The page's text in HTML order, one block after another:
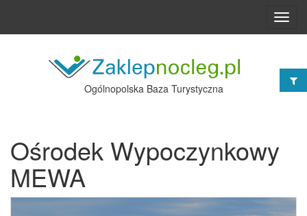
Ogólnopolska Baza Turystyczna
Ośrodek Wypoczynkowy
MEWA